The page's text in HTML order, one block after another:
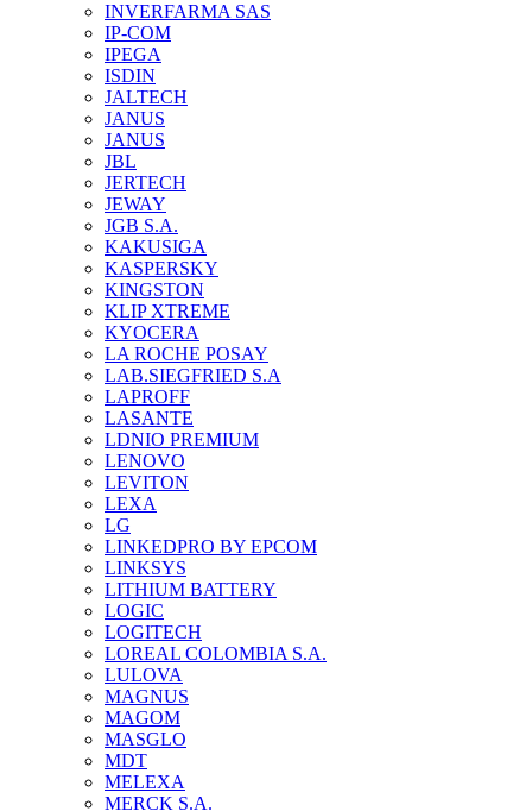
INVERFARMA SAS
IP-COM
IPEGA
ISDIN
JALTECH
JANUS
JANUS
JBL
JERTECH
JEWAY
JGB S.A.
KAKUSIGA
KASPERSKY
KINGSTON
KLIP XTREME
KYOCERA
LA ROCHE POSAY
LAB.SIEGFRIED S.A
LAPROFF
LASANTE
LDNIO PREMIUM
LENOVO
LEVITON
LEXA
LG
LINKEDPRO BY EPCOM
LINKSYS
LITHIUM BATTERY
LOGIC
LOGITECH
LOREAL COLOMBIA S.A.
LULOVA
MAGNUS
MAGOM
MASGLO
MDT
MELEXA
MERCK S.A.